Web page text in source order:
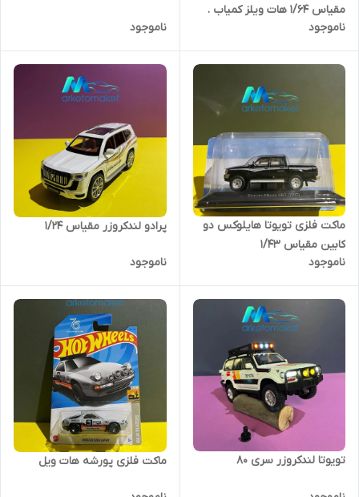
مقیاس ۱/۶۴ هات ویلز کمیاب .
ناموجود
ناموجود
ماکت فلزی تویوتا هایلوکس دو
کابین مقیاس ۱/۴۳
ناموجود
پرادو لندکروزر مقیاس ۱/۲۴
ناموجود
تویوتا لندکروزر سری 80 ماکت فلزی پورشه هات ویل